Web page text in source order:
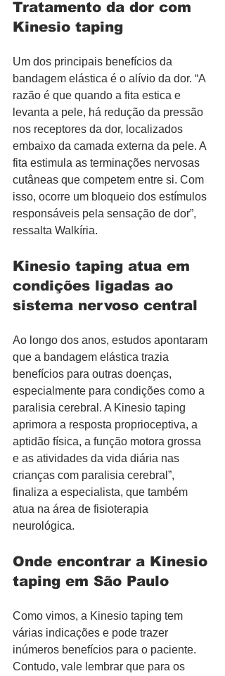
Tratamento da dor com
Kinesio taping
Um dos principais benefícios da
bandagem elástica é o alívio da dor. “A
razão é que quando a fita estica e
levanta a pele, há redução da pressão
nos receptores da dor, localizados
embaixo da camada externa da pele. A
fita estimula as terminações nervosas
cutâneas que competem entre si. Com
isso, ocorre um bloqueio dos estímulos
responsáveis pela sensação de dor”,
ressalta Walkíria.
Kinesio taping atua em
condições ligadas ao
sistema nervoso central
Ao longo dos anos, estudos apontaram
que a bandagem elástica trazia
benefícios para outras doenças,
especialmente para condições como a
paralisia cerebral. A Kinesio taping
aprimora a resposta proprioceptiva, a
aptidão física, a função motora grossa
e as atividades da vida diária nas
crianças com paralisia cerebral”,
finaliza a especialista, que também
atua na área de fisioterapia
neurológica.
Onde encontrar a Kinesio
taping em São Paulo
Como vimos, a Kinesio taping tem
várias indicações e pode trazer
inúmeros benefícios para o paciente.
Contudo, vale lembrar que para os